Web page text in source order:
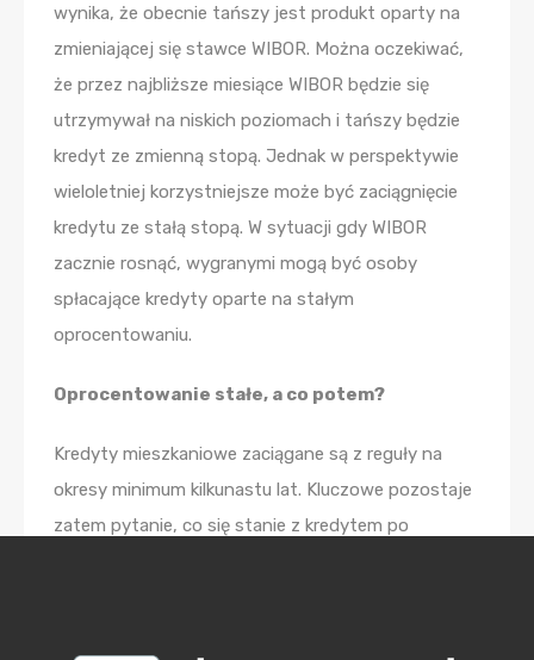
wynika, że obecnie tańszy jest produkt oparty na
zmieniającej się stawce WIBOR. Można oczekiwać,
że przez najbliższe miesiące WIBOR będzie się
utrzymywał na niskich poziomach i tańszy będzie
kredyt ze zmienną stopą. Jednak w perspektywie
wieloletniej korzystniejsze może być zaciągnięcie
kredytu ze stałą stopą. W sytuacji gdy WIBOR
zacznie rosnąć, wygranymi mogą być osoby
spłacające kredyty oparte na stałym
oprocentowaniu.
Oprocentowanie stałe, a co potem?
Kredyty mieszkaniowe zaciągane są z reguły na
okresy minimum kilkunastu lat. Kluczowe pozostaje
zatem pytanie, co się stanie z kredytem po